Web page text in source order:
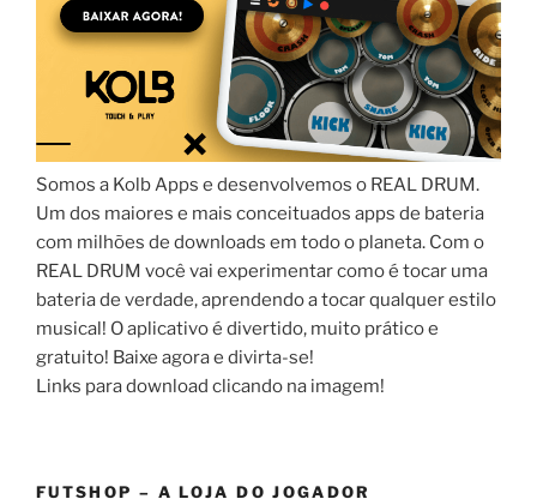
Somos a Kolb Apps e desenvolvemos o REAL DRUM.
Um dos maiores e mais conceituados apps de bateria
com milhões de downloads em todo o planeta. Com o
REAL DRUM você vai experimentar como é tocar uma
bateria de verdade, aprendendo a tocar qualquer estilo
musical! O aplicativo é divertido, muito prático e
gratuito! Baixe agora e divirta-se!
Links para download clicando na imagem!
FUTSHOP – A LOJA DO JOGADOR